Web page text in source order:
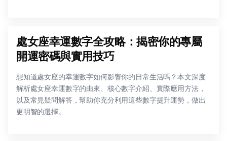
處女座幸運數字全攻略：揭密你的專屬
開運密碼與實用技巧
想知道處女座的幸運數字如何影響你的日常生活嗎？本文深度
解析處女座幸運數字的由來、核心數字介紹、實際應用方法，
以及常見疑問解答，幫助你充分利用這些數字提升運勢，做出
更明智的選擇。